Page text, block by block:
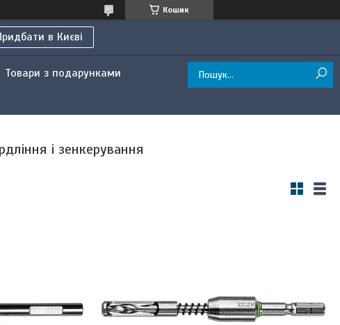
Кошик
в Києві
Товари з подарунками
і зенкерування